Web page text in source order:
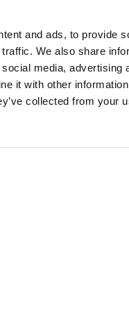
and ads, to provide
We also share
media, advertising
it with other
collected from your
team Bij- en nascholing
docent
intervisiebegeleider,
in biomedische-
bij